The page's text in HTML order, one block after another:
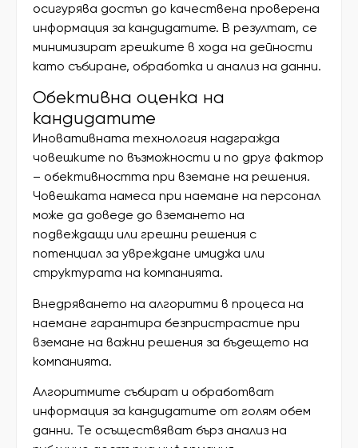
осигурява достъп до качествена проверена
информация за кандидатите. В резултат, се
минимизират грешките в хода на дейности
като събиране, обработка и анализ на данни.
Обективна оценка на
кандидатите
Иновативната технология надгражда
човешките по възможности и по друг фактор
– обективността при вземане на решения.
Човешката намеса при наемане на персонал
може да доведе до вземането на
подвеждащи или грешни решения с
потенциал за увреждане имиджа или
структурата на компанията.
Внедряването на алгоритми в процеса на
наемане гарантира безпристрастие при
вземане на важни решения за бъдещето на
компанията.
Алгоритмите събират и обработват
информация за кандидатите от голям обем
данни. Те осъществяват бърз анализ на